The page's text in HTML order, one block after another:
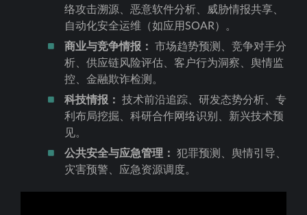
络攻击溯源、恶意软件分析、威胁情报共享、
自动化安全运维（如应用SOAR）。
商业与竞争情报：
市场趋势预测、竞争对手分
析、供应链风险评估、客户行为洞察、舆情监
控、金融欺诈检测。
科技情报：
技术前沿追踪、研发态势分析、专
利布局挖掘、科研合作网络识别、新兴技术预
见。
公共安全与应急管理：
犯罪预测、舆情引导、
灾害预警、应急资源调度。